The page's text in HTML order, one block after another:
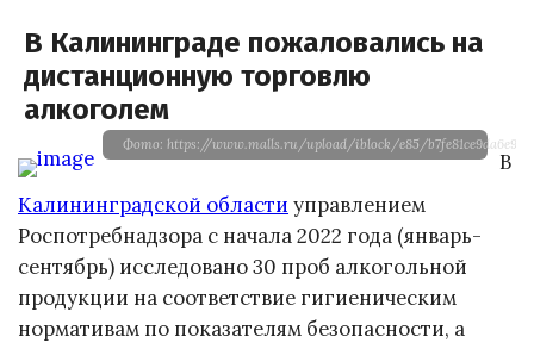
В Калининграде пожаловались на
дистанционную торговлю
алкоголем
Фото: https://www.malls.ru/upload/iblock/e85/
В
Калининградской области управлением
Роспотребнадзора с начала 2022 года (январь-
сентябрь) исследовано 30 проб алкогольной
продукции на соответствие гигиеническим
нормативам по показателям безопасности, а